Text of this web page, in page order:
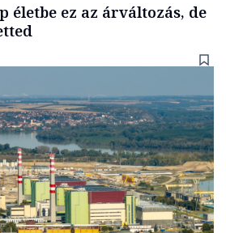
életbe ez az árváltozás, de